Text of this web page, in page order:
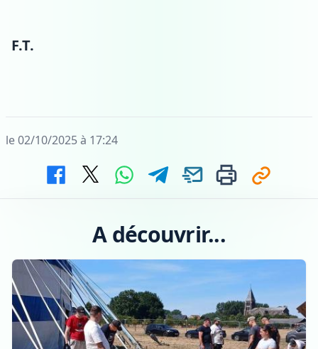
F.T.
le 02/10/2025 à 17:24
A découvrir...